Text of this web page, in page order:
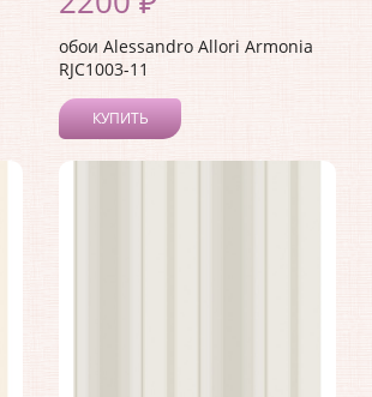
обои Alessandro Allori Armonia
RJC1003-11
КУПИТЬ